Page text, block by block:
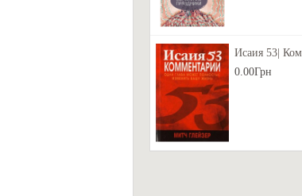
Исаия 53|
0.00Грн